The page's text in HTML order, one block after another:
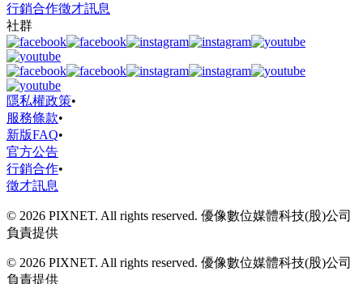
行銷合作徵才訊息
社群
隱私權政策•
服務條款•
新版FAQ•
官方公告
行銷合作•
徵才訊息
© 2026 PIXNET. All rights reserved. 優像數位媒體科技(股)公司
負責提供
© 2026 PIXNET. All rights reserved. 優像數位媒體科技(股)公司
負責提供